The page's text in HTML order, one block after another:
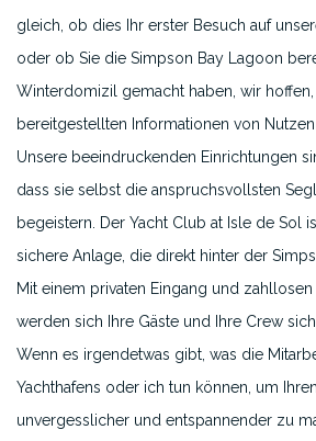
gleich, ob dies Ihr erster Besuch auf
oder ob Sie die Simpson Bay Lagoon
Winterdomizil gemacht haben, wir
bereitgestellten Informationen von Nutzen
Unsere beeindruckenden Einrichtungen
dass sie selbst die anspruchsvollsten
begeistern. Der Yacht Club at Isle de Sol
sichere Anlage, die direkt hinter der
Mit einem privaten Eingang und
werden sich Ihre Gäste und Ihre Crew
Wenn es irgendetwas gibt, was die
Yachthafens oder ich tun können, um
unvergesslicher und entspannender zu